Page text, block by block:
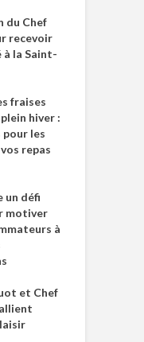
du Chef
recevoir
à la Saint-
fraises
hiver :
les
repas
un défi
motiver
à
et Chef